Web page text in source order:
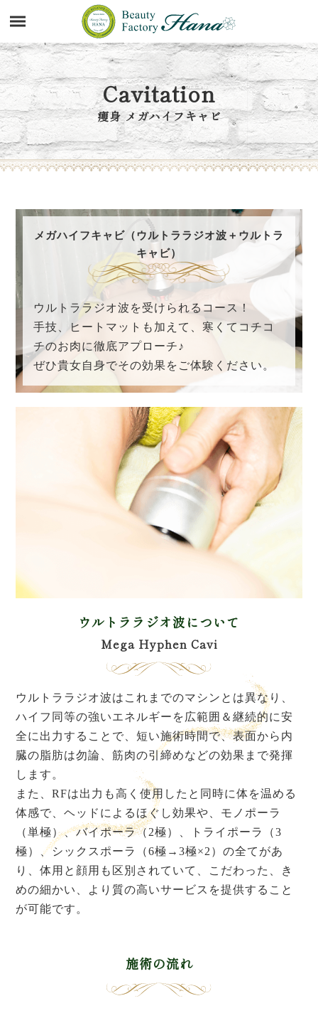
Cavitation
痩身 メガハイフキャビ
メガハイフキャビ（ウルトララジオ波＋ウルトラ
キャビ）
ウルトララジオ波を受けられるコース！
手技、ヒートマットも加えて、寒くてコチコ
チのお肉に徹底アプローチ♪
ぜひ貴女自身でその効果をご体験ください。
ウルトララジオ波について
Mega Hyphen Cavi
ウルトララジオ波はこれまでのマシンとは異なり、
ハイフ同等の強いエネルギーを広範囲＆継続的に安
全に出力することで、短い施術時間で、表面から内
臓の脂肪は勿論、筋肉の引締めなどの効果まで発揮
します。
また、RFは出力も高く使用したと同時に体を温める
体感で、ヘッドによるほぐし効果や、モノポーラ
（単極）、バイポーラ（2極）、トライポーラ（3
極）、シックスポーラ（6極→3極×2）の全てがあ
り、体用と顔用も区別されていて、こだわった、き
めの細かい、より質の高いサービスを提供すること
が可能です。
施術の流れ